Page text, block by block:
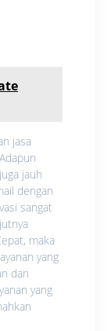
jasa
jauh
dengan
sangat
maka
yang
dari
yang